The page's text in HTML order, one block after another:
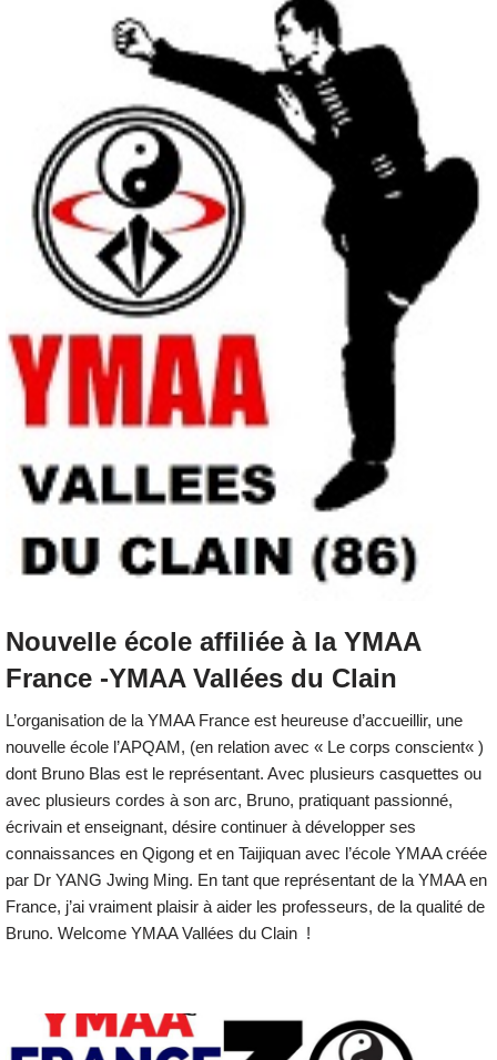
Nouvelle école affiliée à la YMAA
France -YMAA Vallées du Clain
L’organisation de la YMAA France est heureuse d’accueillir, une
nouvelle école l’APQAM, (en relation avec « Le corps conscient« )
dont Bruno Blas est le représentant. Avec plusieurs casquettes ou
avec plusieurs cordes à son arc, Bruno, pratiquant passionné,
écrivain et enseignant, désire continuer à développer ses
connaissances en Qigong et en Taijiquan avec l’école YMAA créée
par Dr YANG Jwing Ming. En tant que représentant de la YMAA en
France, j’ai vraiment plaisir à aider les professeurs, de la qualité de
Bruno. Welcome YMAA Vallées du Clain !